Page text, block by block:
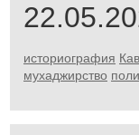
историография
мухаджирство